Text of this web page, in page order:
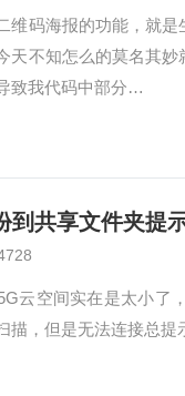
维码海报的功能，就
天不知怎么的莫名其
致我代码中部分…
到共享文件夹提
云空间实在是太小了
描，但是无法连接总